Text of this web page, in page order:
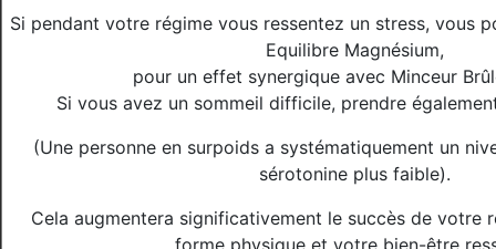
Si pendant votre régime vous ressentez un stress, vous
Equilibre Magnésium,
pour un effet synergique avec Minceur
Si vous avez un sommeil difficile, prendre
(Une personne en surpoids a systématiquement un
sérotonine plus faible).
Cela augmentera significativement le succès de votre
forme physique et votre bien-être